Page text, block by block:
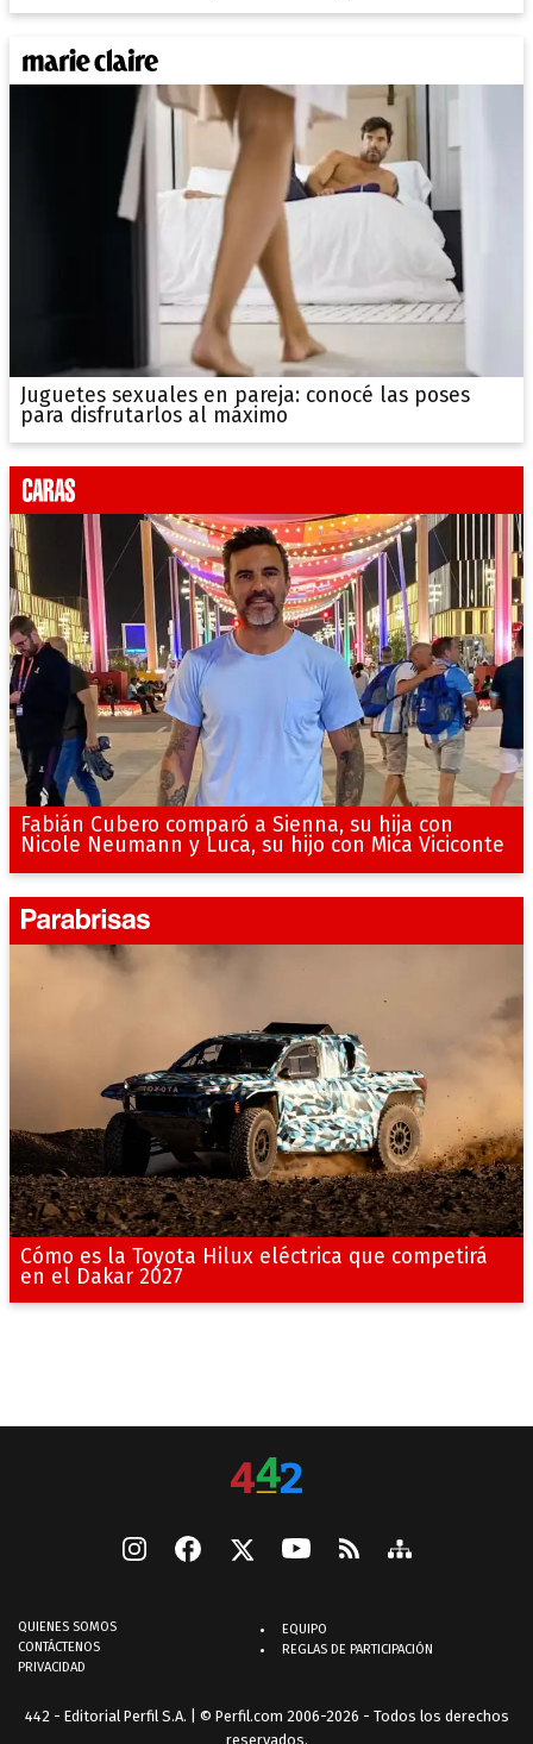
Juguetes sexuales en pareja: conocé las poses
para disfrutarlos al máximo
Fabián Cubero comparó a Sienna, su hija con
Nicole Neumann y Luca, su hijo con Mica Viciconte
Cómo es la Toyota Hilux eléctrica que competirá
en el Dakar 2027
QUIENES SOMOS
CONTÁCTENOS
PRIVACIDAD
EQUIPO
REGLAS DE PARTICIPACIÓN
442 - Editorial Perfil S.A. | © Perfil.com 2006-2026 - Todos los derechos
reservados.